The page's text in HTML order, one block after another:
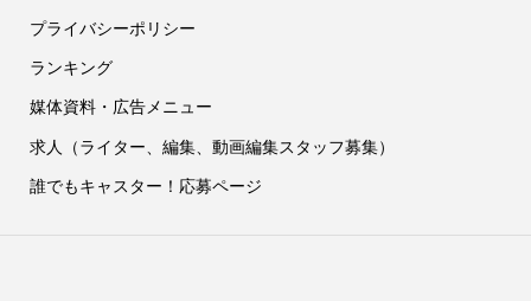
プライバシーポリシー
ランキング
媒体資料・広告メニュー
求人（ライター、編集、動画編集スタッフ募集）
誰でもキャスター！応募ページ